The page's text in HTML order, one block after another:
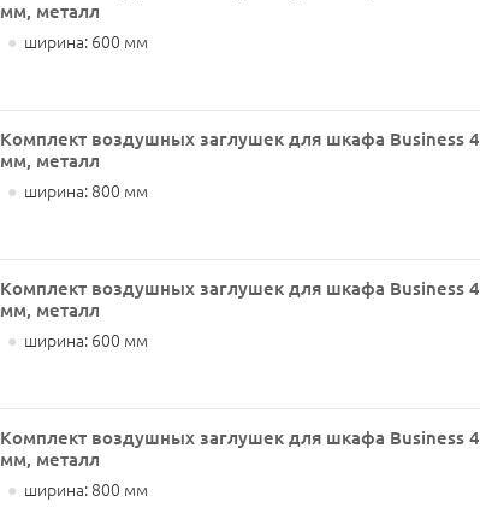
мм, металл
● ширина: 600 мм
Комплект воздушных заглушек для шкафа Business
мм, металл
● ширина: 800 мм
Комплект воздушных заглушек для шкафа Business
мм, металл
● ширина: 600 мм
Комплект воздушных заглушек для шкафа Business
мм, металл
● ширина: 800 мм